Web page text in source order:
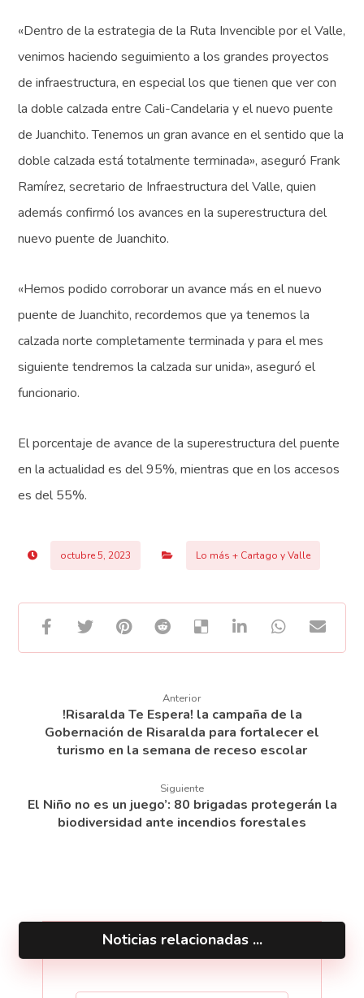
«Dentro de la estrategia de la Ruta Invencible por el Valle,
venimos haciendo seguimiento a los grandes proyectos
de infraestructura, en especial los que tienen que ver con
la doble calzada entre Cali-Candelaria y el nuevo puente
de Juanchito. Tenemos un gran avance en el sentido que la
doble calzada está totalmente terminada», aseguró Frank
Ramírez, secretario de Infraestructura del Valle, quien
además confirmó los avances en la superestructura del
nuevo puente de Juanchito.
«Hemos podido corroborar un avance más en el nuevo
puente de Juanchito, recordemos que ya tenemos la
calzada norte completamente terminada y para el mes
siguiente tendremos la calzada sur unida», aseguró el
funcionario.
El porcentaje de avance de la superestructura del puente
en la actualidad es del 95%, mientras que en los accesos
es del 55%.
octubre 5, 2023 Lo más + Cartago y Valle
Anterior
!Risaralda Te Espera! la campaña de la
Gobernación de Risaralda para fortalecer el
turismo en la semana de receso escolar
Siguiente
El Niño no es un juego’: 80 brigadas protegerán la
biodiversidad ante incendios forestales
Noticias relacionadas ...